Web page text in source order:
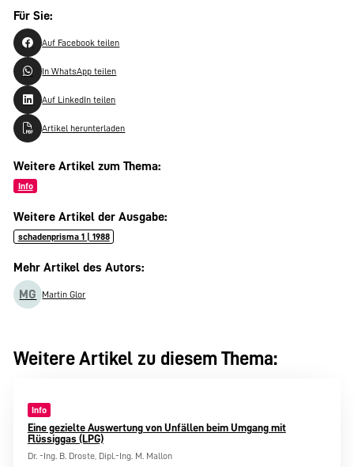
Für Sie:
Auf Facebook teilen
In WhatsApp teilen
Auf LinkedIn teilen
Artikel herunterladen
Weitere Artikel zum Thema:
Info
Weitere Artikel der Ausgabe:
schadenprisma 1 | 1988
Mehr Artikel des Autors:
MG Martin Glor
Weitere Artikel zu diesem Thema:
Info
Eine gezielte Auswertung von Unfällen beim Umgang mit
Flüssiggas (LPG)
Dr. -Ing. B. Droste, Dipl.-Ing. M. Mallon